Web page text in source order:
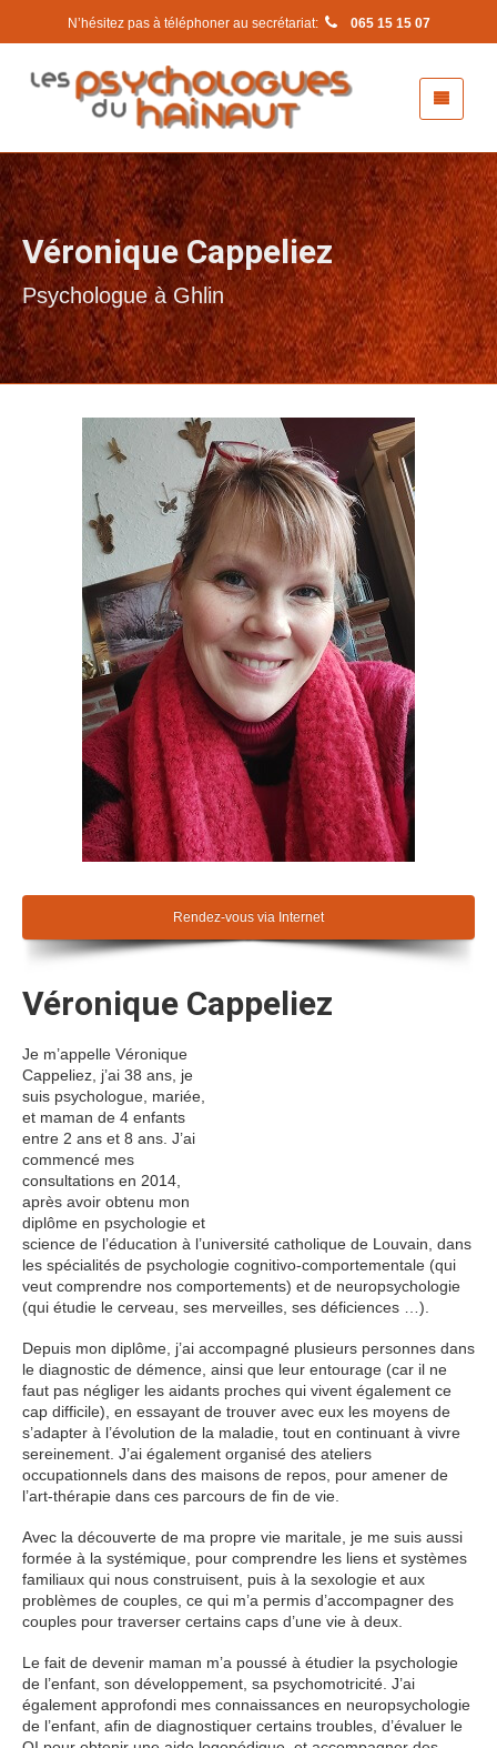
N’hésitez pas à téléphoner au secrétariat: 065 15 15 07
Véronique Cappeliez
Psychologue à Ghlin
Rendez-vous via Internet
Véronique Cappeliez
Je m’appelle Véronique
Cappeliez, j’ai 38 ans, je
suis psychologue, mariée,
et maman de 4 enfants
entre 2 ans et 8 ans. J’ai
commencé mes
consultations en 2014,
après avoir obtenu mon
diplôme en psychologie et
science de l’éducation à l’université catholique de Louvain, dans
les spécialités de psychologie cognitivo-comportementale (qui
veut comprendre nos comportements) et de neuropsychologie
(qui étudie le cerveau, ses merveilles, ses déficiences …).
Depuis mon diplôme, j’ai accompagné plusieurs personnes dans
le diagnostic de démence, ainsi que leur entourage (car il ne
faut pas négliger les aidants proches qui vivent également ce
cap difficile), en essayant de trouver avec eux les moyens de
s’adapter à l’évolution de la maladie, tout en continuant à vivre
sereinement. J’ai également organisé des ateliers
occupationnels dans des maisons de repos, pour amener de
l’art-thérapie dans ces parcours de fin de vie.
Avec la découverte de ma propre vie maritale, je me suis aussi
formée à la systémique, pour comprendre les liens et systèmes
familiaux qui nous construisent, puis à la sexologie et aux
problèmes de couples, ce qui m’a permis d’accompagner des
couples pour traverser certains caps d’une vie à deux.
Le fait de devenir maman m’a poussé à étudier la psychologie
de l’enfant, son développement, sa psychomotricité. J’ai
également approfondi mes connaissances en neuropsychologie
de l’enfant, afin de diagnostiquer certains troubles, d’évaluer le